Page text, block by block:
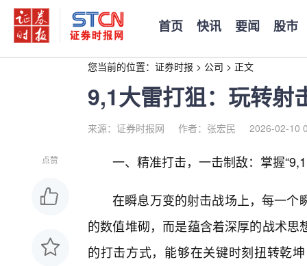
首页 快讯 要闻 股市
您当前的位置： 证券时报 > 公司 > 正文
9,1大雷打狙：玩转射
来源：证券时报网 作者：张宏民 2026-02-10
点赞 一、精准打击，一击制敌：掌握
在瞬息万变的射击战场上，每一个
的数值堆砌，而是蕴含着深厚的战术
的打击方式，能够在关键时刻扭转乾